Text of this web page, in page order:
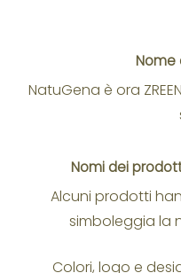
Nome
NatuGena è ora
Nomi dei
Alcuni prodotti
simboleggia la
Colori, logo e